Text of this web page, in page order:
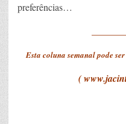
preferências…
Esta coluna semanal pode
(